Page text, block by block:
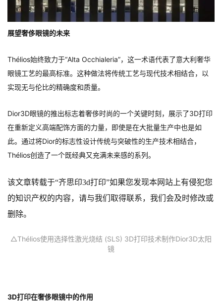
展望奢侈眼镜的未来
Thélios始终致力于“Alta Occhialeria”，这一术语代表了意大利奢华
眼镜工艺的最高标准。这种做法将传统工艺与现代技术相结合，以
实现无与伦比的精确度和质量。
Dior3D眼镜的推出标志着奢侈时尚的一个关键时刻，展示了3D打印
在重新定义高端配饰方面的力量，即使是在大批量生产中也是如
此。通过将Dior的标志性设计传统与突破性的生产技术相结合，
Thélios创造了一个既经典又充满未来感的系列。
该文章转载于“齐思印3d打印”如果您发现本网站上有侵犯您
的知识产权的内容，请与我们取得联系，我们会及时修改或
删除。
△Thélios使用选择性激光烧结 (SLS) 3D打印技术制作Dior3D太阳
镜
3D打印在奢侈眼镜中的作用